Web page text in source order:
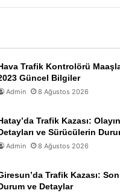
Trafik Kontrolörü
Güncel Bilgiler
Admin 8 Ağustos 2026
Trafik Kazası: Olayın
ve Sürücülerin
Admin 8 Ağustos 2026
Trafik Kazası: Son
ve Detaylar